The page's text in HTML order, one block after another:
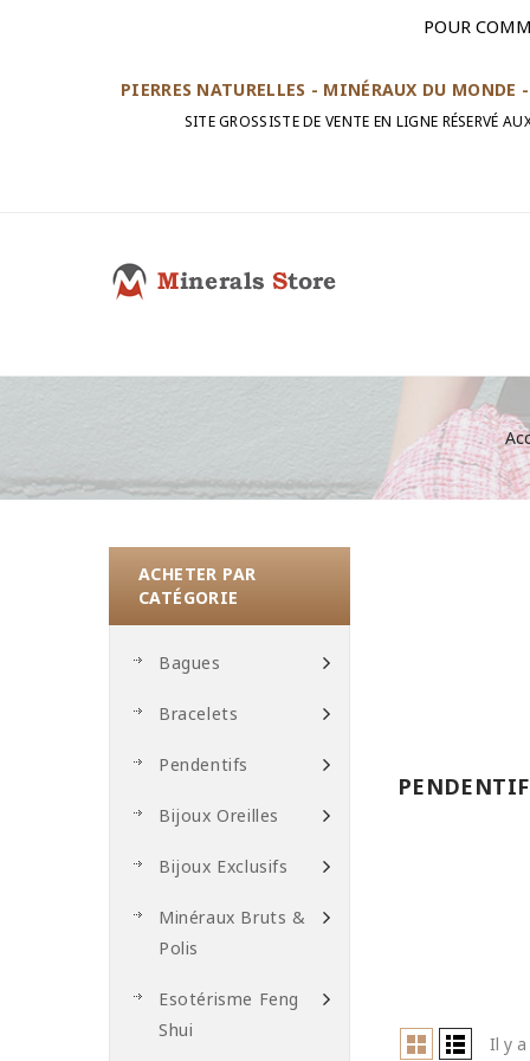
POUR
PIERRES NATURELLES - MINÉRAUX DU
SITE GROSSISTE DE VENTE EN LIGNE RÉSERVÉ
ACHETER PAR
CATÉGORIE
Bagues
Bracelets
Pendentifs
Bijoux Oreilles
Bijoux Exclusifs
Minéraux Bruts &
Polis
Esotérisme Feng
Shui
Il y